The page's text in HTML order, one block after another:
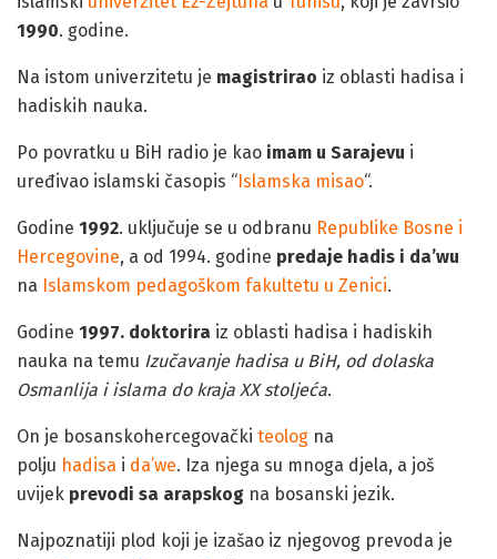
1990. godine.
Na istom univerzitetu je magistrirao iz oblasti hadisa i
hadiskih nauka.
Po povratku u BiH radio je kao imam u Sarajevu i
uređivao islamski časopis “ Islamska misao“.
Godine 1992. uključuje se u odbranu Republike Bosne i
Hercegovine, a od 1994. godine predaje hadis i da’wu
na Islamskom pedagoškom fakultetu u Zenici.
Godine 1997. doktorira iz oblasti hadisa i hadiskih
nauka na temu Izučavanje hadisa u BiH, od dolaska
Osmanlija i islama do kraja XX stoljeća.
On je bosanskohercegovački teolog na
polju hadisa i da’we. Iza njega su mnoga djela, a još
uvijek prevodi sa arapskog na bosanski jezik.
Najpoznatiji plod koji je izašao iz njegovog prevoda je